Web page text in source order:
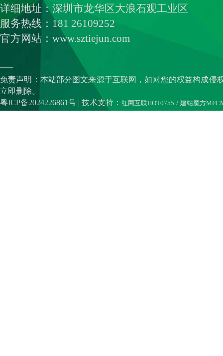
详细地址：深圳市龙华区大浪石观工业区
服务热线：181 26109252
官方网站：www.sztiejun.com
——
免责声明：本站部分图文来源于互联网，如对您的权益构成侵
立即删除。
粤ICP备2024226861号 | 技术支持： 红网互联HOT0755 / 建站魔方